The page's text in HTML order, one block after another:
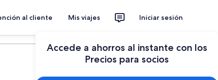
al cliente Mis viajes Iniciar sesión
Accede a ahorros al instante con los
Precios para socios